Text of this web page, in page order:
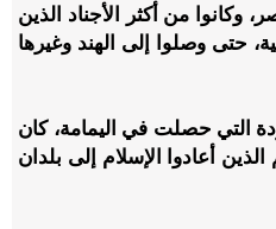
وكانوا من أكثر الأجناد الذين
حتى وصلوا إلى الهند وغيرها
التي حصلت في اليمامة، كان
أعادوا الإسلام إلى بلدان